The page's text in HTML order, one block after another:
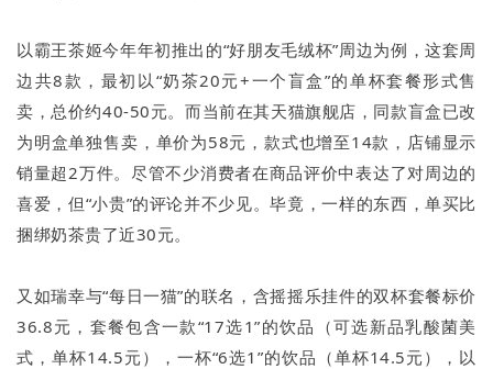
以霸王茶姬今年年初推出的“好朋友毛绒杯”周边为例，这套周
边共8款，最初以“奶茶20元+一个盲盒”的单杯套餐形式售
卖，总价约40-50元。而当前在其天猫旗舰店，同款盲盒已改
为明盒单独售卖，单价为58元，款式也增至14款，店铺显示
销量超2万件。尽管不少消费者在商品评价中表达了对周边的
喜爱，但“小贵”的评论并不少见。毕竟，一样的东西，单买比
捆绑奶茶贵了近30元。
又如瑞幸与“每日一猫”的联名，含摇摇乐挂件的双杯套餐标价
36.8元，套餐包含一款“17选1”的饮品（可选新品乳酸菌美
式，单杯14.5元），一杯“6选1”的饮品（单杯14.5元），以